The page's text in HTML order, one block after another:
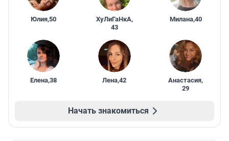
Юлия,50 ХуЛиГаНкА,
43
Милана,40
Елена,38 Лена,42 Анастасия,
29
Начать знакомиться